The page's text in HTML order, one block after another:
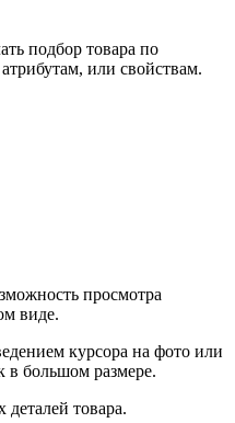
подбор товара по
или свойствам.
просмотра
виде.
курсора на фото или
в большом размере.
товара.